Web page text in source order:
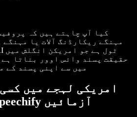
کیا آپ چاہتے ہیں کہ
مہنگے ریکارڈنگ آلات یا
میں سے اپنی پسند کے
امریکی لہجے میں
سننے کے لیے Speechify آزمائیں